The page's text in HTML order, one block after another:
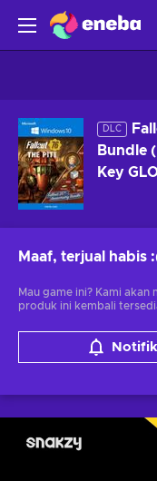
DLC
Bundle
Key
Maaf, terjual habis
Mau game ini? Kami
produk ini kembali